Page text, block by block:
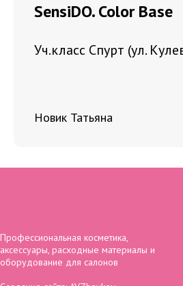
SensiDO. Color Base
Уч.класс Спурт (ул.
Новик Татьяна
Профессиональная косметика,
аксессуары, расходные материалы и
оборудование для салонов